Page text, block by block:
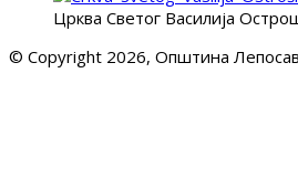
Црква Светог Василија
© Copyright 2026, Општина